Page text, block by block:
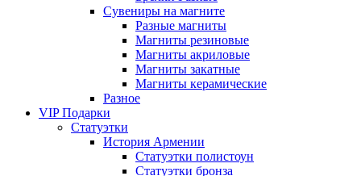
Сувениры на магните
Разные магниты
Магниты резиновые
Магниты акриловые
Магниты закатные
Магниты керамические
Разное
VIP Подарки
Статуэтки
История Армении
Статуэтки полистоун
Статуэтки бронза